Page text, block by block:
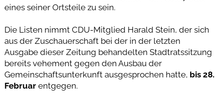
eines seiner Ortsteile zu sein.
Die Listen nimmt CDU-Mitglied Harald Stein, der sich
aus der Zuschauerschaft bei der in der letzten
Ausgabe dieser Zeitung behandelten Stadtratssitzung
bereits vehement gegen den Ausbau der
Gemeinschaftsunterkunft ausgesprochen hatte, bis 28.
Februarentgegen.